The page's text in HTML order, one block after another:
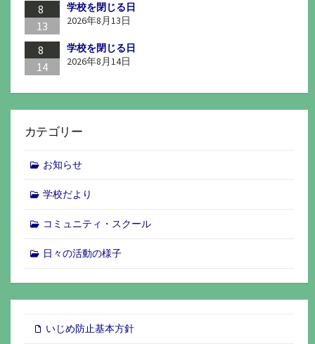
8
13
学校を閉じる日
2026年8月13日
8
14
学校を閉じる日
2026年8月14日
カテゴリー
お知らせ
学校だより
コミュニティ・スクール
日々の活動の様子
いじめ防止基本方針